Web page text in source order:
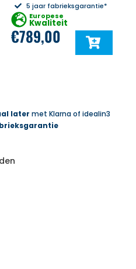
5 jaar fabrieksgarantie*
Europese
Kwaliteit
€789,00
later met Klarna of idealin3